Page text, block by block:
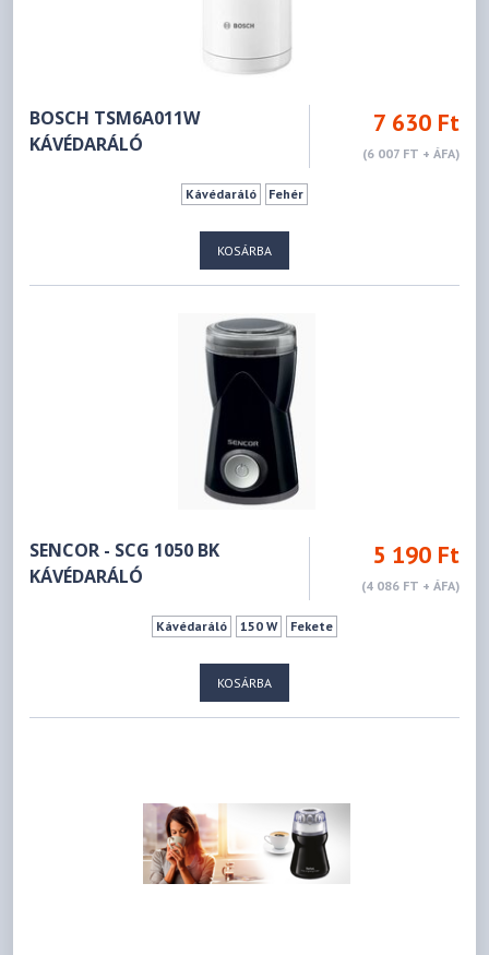
BOSCH TSM6A011W
KÁVÉDARÁLÓ
7 630 Ft
(6 007 FT + ÁFA)
Kávédaráló Fehér
KOSÁRBA
SENCOR - SCG 1050 BK
KÁVÉDARÁLÓ
5 190 Ft
(4 086 FT + ÁFA)
Kávédaráló 150 W Fekete
KOSÁRBA